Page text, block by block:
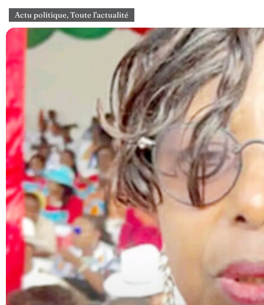
Actu politique,Toute l'actualité